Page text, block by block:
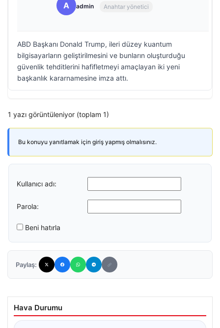
A admin Anahtar yönetici
ABD Başkanı Donald Trump, ileri düzey kuantum
bilgisayarların geliştirilmesini ve bunların oluşturduğu
güvenlik tehditlerini hafifletmeyi amaçlayan iki yeni
başkanlık kararnamesine imza attı.
1 yazı görüntüleniyor (toplam 1)
Bu konuyu yanıtlamak için giriş yapmış olmalısınız.
Kullanıcı adı:
Parola:
Beni hatırla
Paylaş:
Hava Durumu